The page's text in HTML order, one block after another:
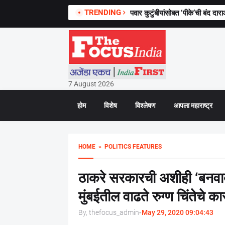
TRENDING सामाजिक भेदभाव संपेपर्यंत आरक्षण
पवार कुटुंबीयांसोबत ‘पीके’ची बंद
7 August 2026
होम विशेष विश्लेषण आपला महाराष्ट्र
HOME» POLITICS FEATURES
ठाकरे सरकारची अशीही
मुंबईतील वाढते रुग्ण चिंतेचे
By, thefocus_admin-May 29, 2020 09:04:43